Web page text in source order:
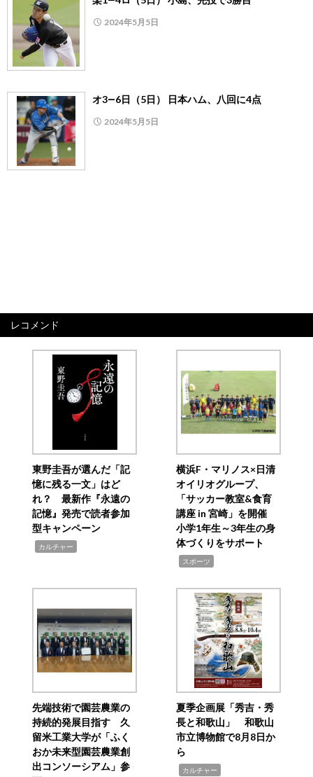
2024年5月5日
オ3―6日（5日） 日本ハム、八回に4点
2024年5月5日
レコメンド
東野圭吾が選んだ「記
憶に残る一文」はど
れ？ 最新作『永遠の
記憶』発売で読者参加
型キャンペーン
カルチャー
横浜F・マリノス×日清
オイリオグループ、
「サッカー教室&食育
講座 in 宮崎」を開催
小学1年生～3年生の身
体づくりをサポート
スポーツ
先端技術で園芸農業の
持続的発展目指す 久
留米工業大学が「ふく
おか未来型園芸農業創
出コンソーシアム」参
夏季企画展「秀吉・秀
長と和歌山」 和歌山
市立博物館で8月8日か
ら
カルチャー